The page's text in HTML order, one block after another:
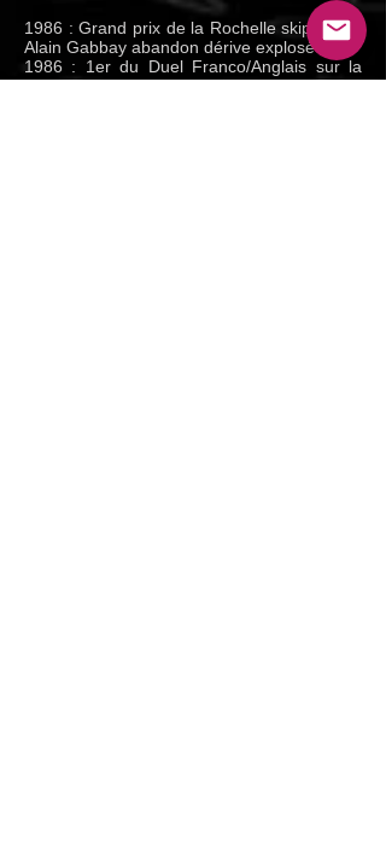
1986 : Grand prix de la Rochelle skippé par
Alain Gabbay abandon dérive explosée
1986 : 1er du Duel Franco/Anglais sur la
Tamise